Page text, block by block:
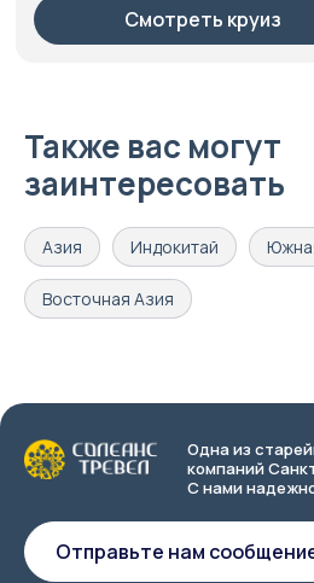
Смотреть круиз
Также вас могут
заинтересовать
Азия Индокитай
Восточная Азия
Одна из
компаний
С нами
Отправьте нам